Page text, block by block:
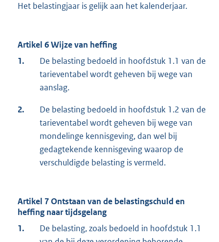
Het belastingjaar is gelijk aan het kalenderjaar.
Artikel 6 Wijze van heffing
1.
De belasting bedoeld in hoofdstuk 1.1 van de
tarieventabel wordt geheven bij wege van
aanslag.
2.
De belasting bedoeld in hoofdstuk 1.2 van de
tarieventabel wordt geheven bij wege van
mondelinge kennisgeving, dan wel bij
gedagtekende kennisgeving waarop de
verschuldigde belasting is vermeld.
Artikel 7 Ontstaan van de belastingschuld en
heffing naar tijdsgelang
1.
De belasting, zoals bedoeld in hoofdstuk 1.1